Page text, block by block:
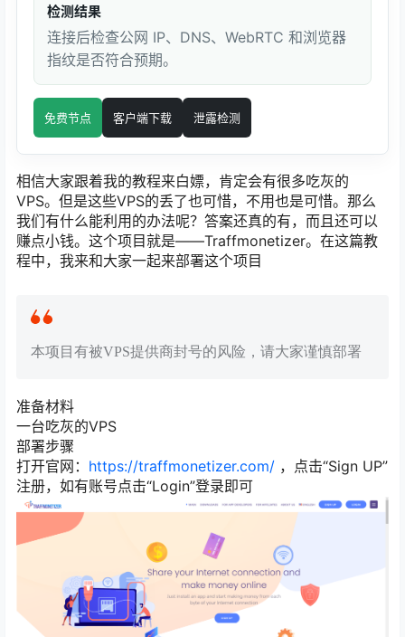
检测结果
连接后检查公网 IP、DNS、WebRTC 和浏览器
指纹是否符合预期。
免费节点 客户端下载 泄露检测
相信大家跟着我的教程来白嫖，肯定会有很多吃灰的
VPS。但是这些VPS的丢了也可惜，不用也是可惜。那么
我们有什么能利用的办法呢？答案还真的有，而且还可以
赚点小钱。这个项目就是——Traffmonetizer。在这篇教
程中，我来和大家一起来部署这个项目
本项目有被VPS提供商封号的风险，请大家谨慎部署
准备材料
一台吃灰的VPS
部署步骤
打开官网： https://traffmonetizer.com/ ，点击“Sign UP”
注册，如有账号点击“Login”登录即可